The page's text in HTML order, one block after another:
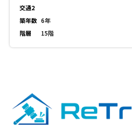
交通2
築年数 6年
階層
15階